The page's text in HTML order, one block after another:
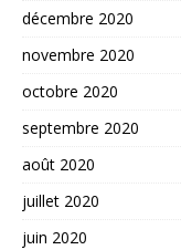
décembre 2020
novembre 2020
octobre 2020
septembre 2020
août 2020
juillet 2020
juin 2020